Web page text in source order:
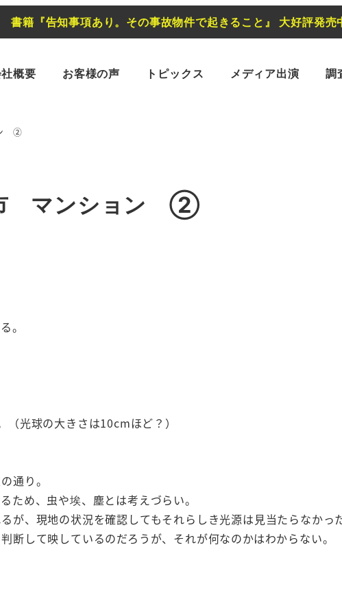
書籍『告知事項あり。その事故物件で起きること』 大好評
概要 お客様の声 トピックス メディア出演 調
②
市 マンション ②
。
光球の大きさは10cmほど？）
通り。
ため、虫や埃、塵とは考えづらい。
が、現地の状況を確認してもそれらしき光源は見当たらなかった
断して映しているのだろうが、それが何なのかはわからない。